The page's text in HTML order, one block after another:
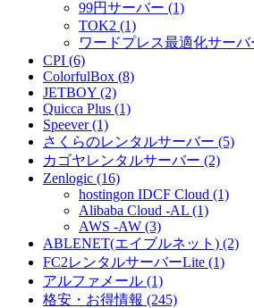
99円サーバー (1)
TOK2 (1)
ワードプレス最適化サーバ
CPI (6)
ColorfulBox (8)
JETBOY (2)
Quicca Plus (1)
Speever (1)
さくらのレンタルサーバー (5)
カゴヤレンタルサーバー (2)
Zenlogic (16)
hostingon IDCF Cloud (1)
Alibaba Cloud -AL (1)
AWS -AW (3)
ABLENET(エイブルネット) (2)
FC2レンタルサーバーLite (1)
アルファメール (1)
格安・お得情報 (245)